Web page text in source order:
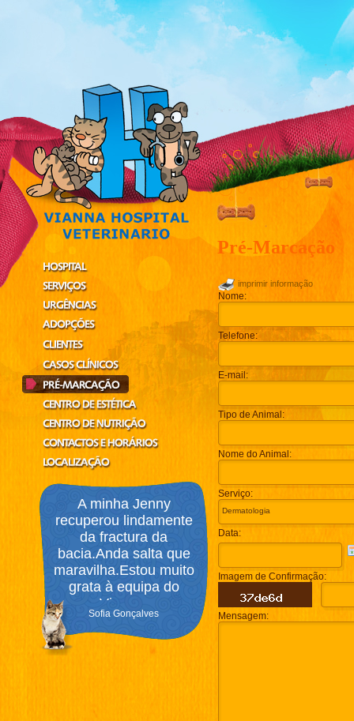
A minha Jenny
recuperou lindamente
da fractura da
bacia.Anda salta que
maravilha.Estou muito
grata à equipa do
Viann...
Sofia Gonçalves
Pré-Marcação
imprimir informação
Nome:
Telefone:
E-mail:
Tipo de Animal:
Nome do Animal:
Serviço:
Data:
Imagem de Confirmação:
Mensagem: